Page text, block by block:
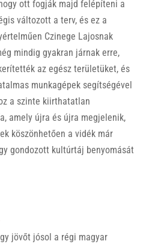
ott fogják majd felépíteni a
változott a terv, és ez a
Czinege Lajosnak
mindig gyakran járnak erre,
az egész területüket, és
munkagépek segítségével
a szinte kiirthatatlan
amely újra és újra megjelenik,
köszönhetően a vidék már
gondozott kultúrtáj benyomását
jövőt jósol a régi magyar